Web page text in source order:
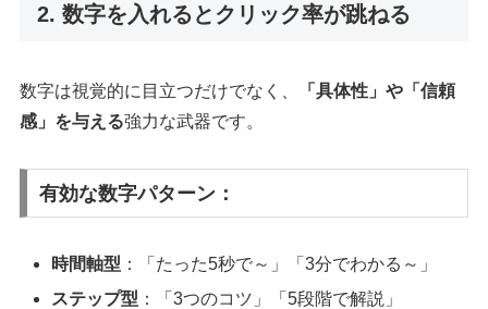
2. 数字を入れるとクリック率が跳ねる
数字は視覚的に目立つだけでなく、
「具体性」や「信頼
感」を与える強力な武器です。
有効な数字パターン：
時間軸型 ：「たった5秒で～」「3分でわかる～」
ステップ型 ：「3つのコツ」「5段階で解説」